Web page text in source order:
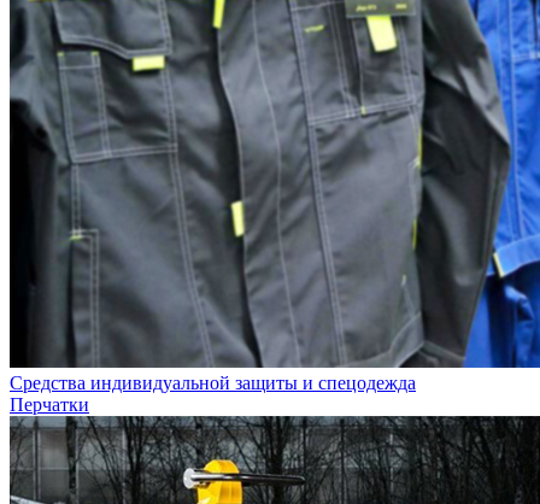
Средства индивидуальной защиты и спецодежда
Перчатки